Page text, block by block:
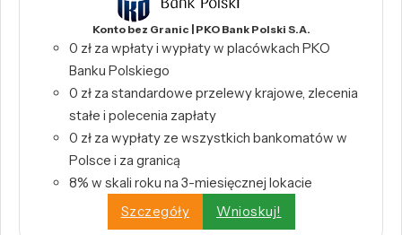
Konto bez Granic | PKO Bank Polski S.A.
0 zł za wpłaty i wypłaty w placówkach PKO
Banku Polskiego
0 zł za standardowe przelewy krajowe, zlecenia
stałe i polecenia zapłaty
0 zł za wypłaty ze wszystkich bankomatów w
Polsce i za granicą
8% w skali roku na 3-miesięcznej lokacie
Szczegóły
Wnioskuj!